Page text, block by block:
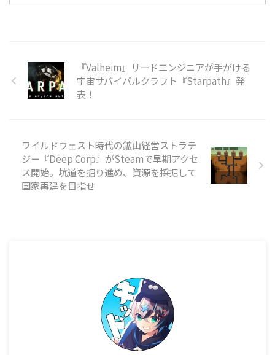
パッティングを繰り広げるミニゴ
ルフです。物理演算に基づいたボ
ールの動きを利用しつつ、地雷を
使って地形を破壊したり対戦相手
り、パー ...
『Valheim』リードエンジニアが手がける
宇宙サバイバルクラフト『Starpath』発
表！
ワイルドウェスト時代の鉱山経営ストラテ
ジー『Deep Corp』がSteamで早期アクセ
ス開始。坑道を掘り進め、資源を採掘して
国家再建を目指せ